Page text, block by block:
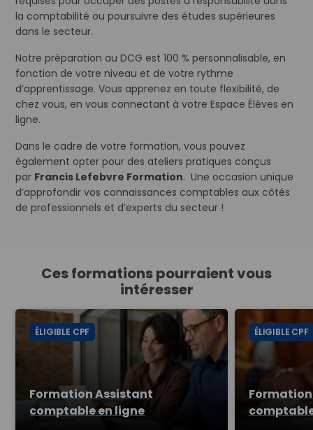
la comptabilité ou poursuivre des études supérieures
dans le secteur.
Notre préparation au DCG est 100 % personnalisable, en
fonction de votre niveau et de votre rythme
d’apprentissage. Vous apprenez en toute flexibilité, de
chez vous, en vous connectant à votre Espace Élèves en
ligne.
Dans le cadre de votre formation, vous pouvez
également opter pour des ateliers pratiques conçus
par Francis Lefebvre Formation. Une occasion unique
d’approfondir vos connaissances comptables aux côtés
de professionnels et d’experts du secteur !
Ces formations pourraient vous
intéresser
Formation Assistant
comptable en ligne
ÉLIGIBLE CPF ÉLIGIBLE CPF